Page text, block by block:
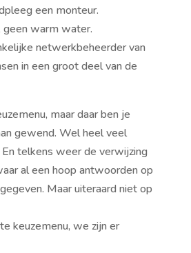
een monteur.
geen warm water.
netwerkbeheerder van
in een groot deel van de
maar daar ben je
gewend. Wel heel veel
telkens weer de verwijzing
al een hoop antwoorden op
Maar uiteraard niet op
keuzemenu, we zijn er